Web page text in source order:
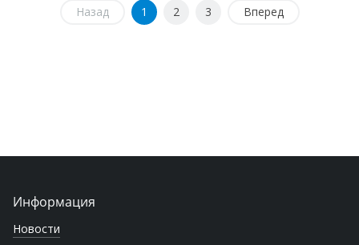
Назад 1 2 3 Вперед
Информация
Новости